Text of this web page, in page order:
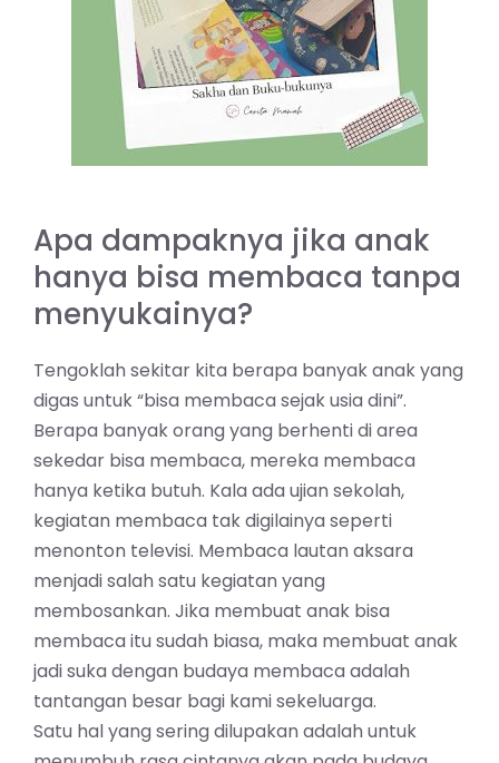
Apa dampaknya jika anak
hanya bisa membaca tanpa
menyukainya?
Tengoklah sekitar kita berapa banyak anak yang
digas untuk “bisa membaca sejak usia dini”.
Berapa banyak orang yang berhenti di area
sekedar bisa membaca, mereka membaca
hanya ketika butuh. Kala ada ujian sekolah,
kegiatan membaca tak digilainya seperti
menonton televisi. Membaca lautan aksara
menjadi salah satu kegiatan yang
membosankan. Jika membuat anak bisa
membaca itu sudah biasa, maka membuat anak
jadi suka dengan budaya membaca adalah
tantangan besar bagi kami sekeluarga.
Satu hal yang sering dilupakan adalah untuk